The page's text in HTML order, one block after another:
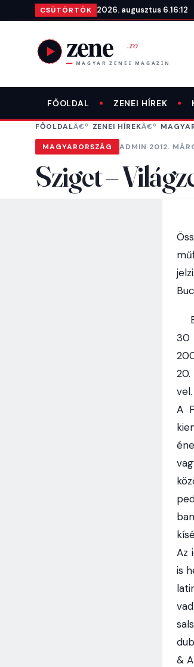
Ugrás a tartalomra
CSÜTÖRTÖK 2026. augusztus 6.16:12
FŐOLDAL ZENEI HÍREK
FŐOLDAL ZENEI HÍREK
MAGYARORSZÁG ADMIN·2012.
Sziget –
30
vel.
A
Az
is
&